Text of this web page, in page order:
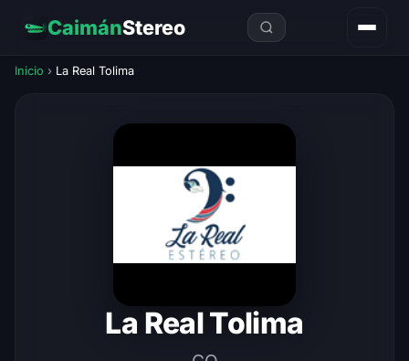
CaimánStereo
Inicio › La Real Tolima
La Real Tolima